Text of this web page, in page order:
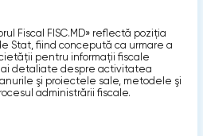
Fiscal FISC.MD» reflectă poziţia
Stat, fiind concepută ca urmare a
pentru informaţii fiscale
detaliate despre activitatea
şi proiectele sale, metodele şi
administrării fiscale.